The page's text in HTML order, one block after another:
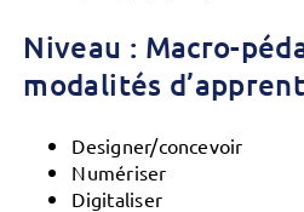
Niveau : Macro-
modalités
Designer/concevoir
Numériser
Digitaliser